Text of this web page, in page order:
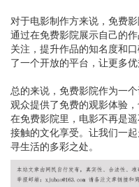
对于电影制作方来说，免费
通过在免费影院展示自己的
关注，提升作品的知名度和
了一个开放的平台，让更多
总的来说，免费影院作为一
观众提供了免费的观影体验
在免费影院里，电影不再是
接触的文化享受。让我们一
寻生活的多彩之处。